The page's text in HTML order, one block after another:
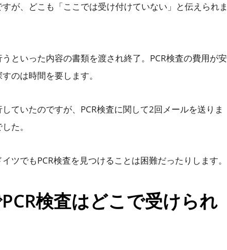
が、どこも「ここでは受け付けていない」と伝えられま
といった内容の書類を渡され終了。PCR検査の費用が安
のは時間を要します。
ていたのですが、PCR検査に関して2回メールを送りま
た。
ツでもPCR検査を見つけることは困難だったりします。
検査はどこで受けられ